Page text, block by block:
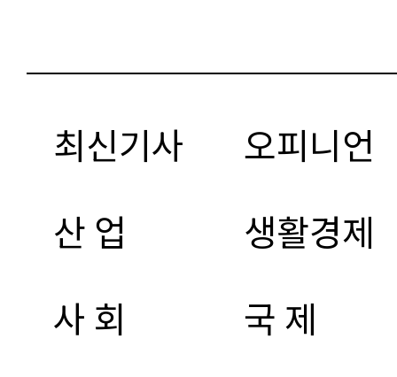
최신기사
오피니언
산 업
생활경제
사 회
국 제